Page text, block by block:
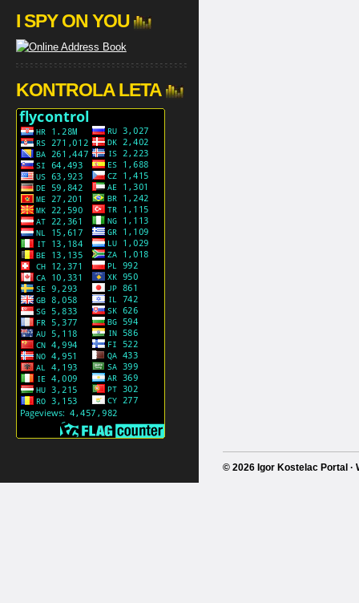
I SPY ON YOU
KONTROLA LETA
© 2026 Igor Kostelac Portal